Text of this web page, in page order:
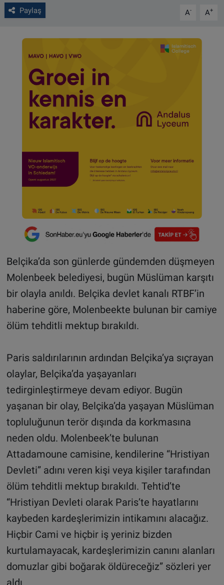
Paylaş A- A+
Belçika’da son günlerde gündemden düşmeyen
Molenbeek belediyesi, bugün Müslüman karşıtı
bir olayla anıldı. Belçika devlet kanalı RTBF’in
haberine göre, Molenbeekte bulunan bir camiye
ölüm tehditli mektup bırakıldı.
Paris saldırılarının ardından Belçika’ya sıçrayan
olaylar, Belçika’da yaşayanları
tedirginleştirmeye devam ediyor. Bugün
yaşanan bir olay, Belçika’da yaşayan Müslüman
topluluğunun terör dışında da korkmasına
neden oldu. Molenbeek’te bulunan
Attadamoune camisine, kendilerine “Hristiyan
Devleti” adını veren kişi veya kişiler tarafından
ölüm tehditli mektup bırakıldı. Tehtid’te
“Hristiyan Devleti olarak Paris’te hayatlarını
kaybeden kardeşlerimizin intikamını alacağız.
Hiçbir Cami ve hiçbir iş yeriniz bizden
kurtulamayacak, kardeşlerimizin canını alanları
domuzlar gibi boğarak öldüreceğiz” sözleri yer
aldı.
Çerez Politikası